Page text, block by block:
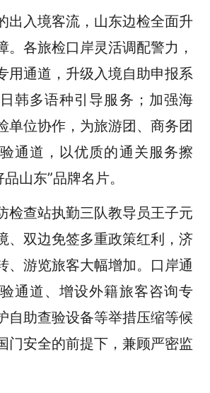
出入境客流，山东边检全面升
。各旅检口岸灵活调配警力，
用通道，升级入境自助申报系
韩多语种引导服务；加强海
单位协作，为旅游团、商务团
通道，以优质的通关服务擦
山东”品牌名片。
检查站执勤三队教导员王子元
、双边免签多重政策红利，济
、游览旅客大幅增加。口岸通
通道、增设外籍旅客咨询专
自助查验设备等举措压缩等候
门安全的前提下，兼顾严密监